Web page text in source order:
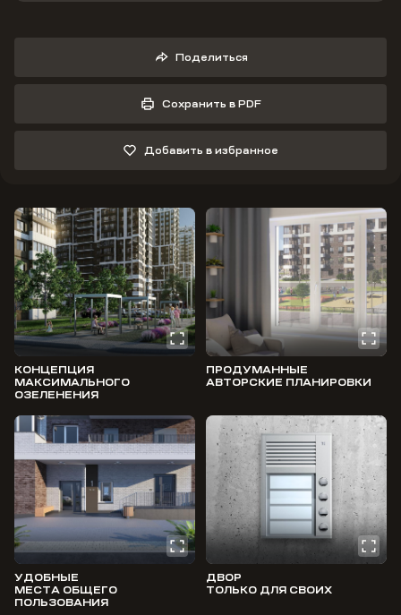
Поделиться
Сохранить в PDF
Добавить в избранное
КОНЦЕПЦИЯ
МАКСИМАЛЬНОГО
ОЗЕЛЕНЕНИЯ
ПРОДУМАННЫЕ
АВТОРСКИЕ ПЛАНИРОВКИ
УДОБНЫЕ
МЕСТА ОБЩЕГО
ПОЛЬЗОВАНИЯ
ДВОР
ТОЛЬКО ДЛЯ СВОИХ